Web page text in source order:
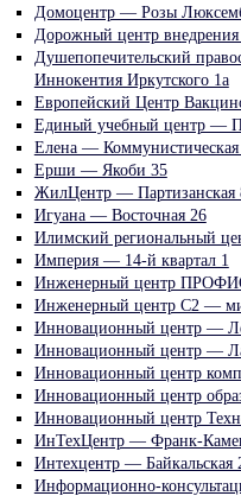
Домоцентр — Розы
Дорожный центр
Душепопечительский
Иннокентия Иркутского 1а
Европейский Центр
Единый учебный центр —
Елена — Коммунистическая
Ерши — Якоби 35
ЖилЦентр — Партизанская
Игуана — Восточная 26
Илимский региональный
Империя — 14-й квартал 1
Инженерный центр
Инженерный центр С2 —
Инновационный центр —
Инновационный центр —
Инновационный центр
Инновационный центр
Инновационный центр
ИнТехЦентр — Франк-
Интехцентр — Байкальская
Информационно-